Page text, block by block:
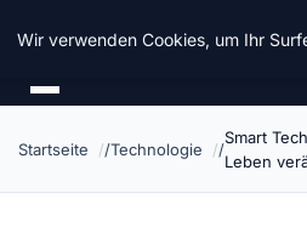
Chinavisum24
Startseite Technologie
Smart
Leben
Wir verwenden Cookies, um Ihr